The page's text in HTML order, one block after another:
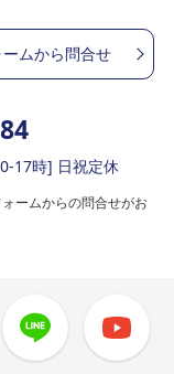
ームから問合せ
17時] 日祝定休
ームからの問合せがお